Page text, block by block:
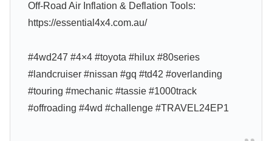
Off-Road Air Inflation & Deflation Tools:
https://essential4x4.com.au/
#4wd247 #4×4 #toyota #hilux #80series
#landcruiser #nissan #gq #td42 #overlanding
#touring #mechanic #tassie #1000track
#offroading #4wd #challenge #TRAVEL24EP1